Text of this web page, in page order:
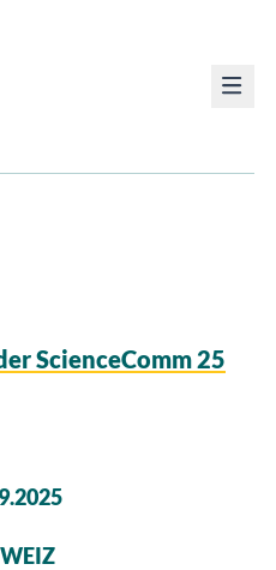
ScienceComm 25